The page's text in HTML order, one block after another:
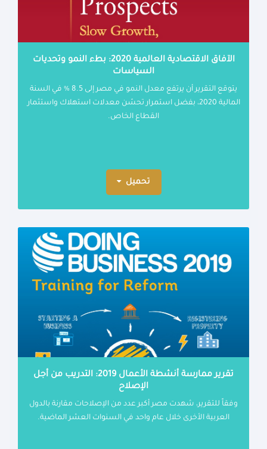
الآفاق الاقتصادية العالمية 2020: بطء النمو وتحديات
السياسات
يتوقع التقرير أن يرتفع معدل النمو في مصر إلى 8.5 % في السنة
المالية 2020، بفضل استمرار تحسّن معدلات استهلاك واستثمار
القطاع الخاص.
تحميل
تقرير ممارسة أنشطة الأعمال 2019: التدريب من أجل
الإصلاح
وفقاً للتقرير، شهدت مصر أكبر عدد من الإصلاحات مقارنة بالدول
العربية الأخرى خلال عام واحد في السنوات العشر الماضية.